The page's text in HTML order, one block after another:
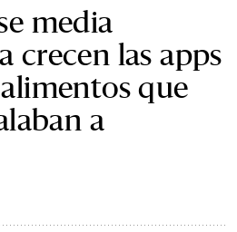
media
crecen las apps
que
a